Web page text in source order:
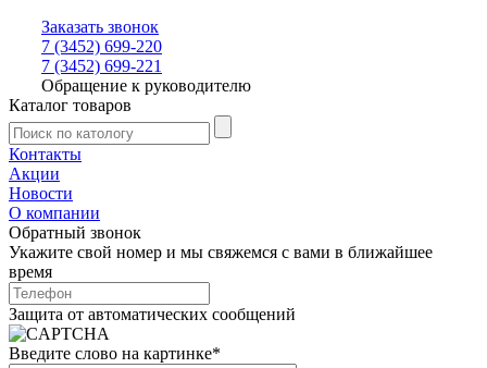
Заказать звонок
7 (3452) 699-220
7 (3452) 699-221
Обращение к руководителю
Каталог товаров
Контакты
Акции
Новости
О компании
Обратный звонок
Укажите свой номер и мы свяжемся с вами в ближайшее
время
Защита от автоматических сообщений
Введите слово на картинке*